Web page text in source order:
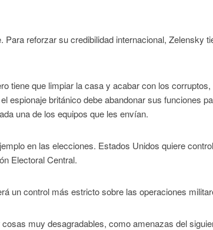
Para reforzar su credibilidad internacional, Zelensky
tiene que limpiar la casa y acabar con los
espionaje británico debe abandonar sus funciones
una de los equipos que les envían.
en las elecciones. Estados Unidos quiere
Electoral Central.
un control más estricto sobre las operaciones
muy desagradables, como amenazas del